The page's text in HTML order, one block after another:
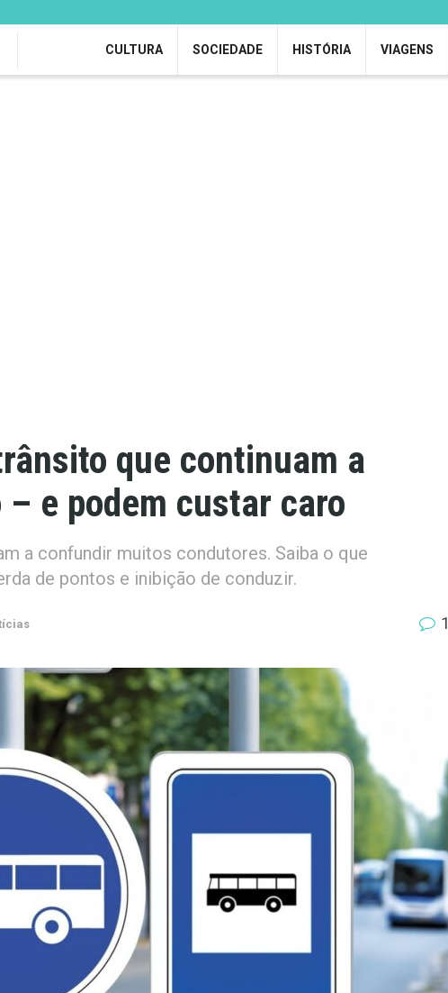
CULTURA SOCIEDADE HISTÓRIA VIAGENS
que continuam a
e podem custar caro
a confundir muitos condutores. Saiba o que
de pontos e inibição de conduzir.
1